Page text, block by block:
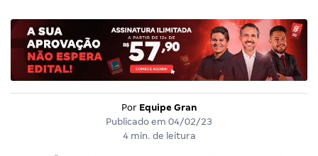
Por Equipe Gran
Publicado em 04/02/23
4 min. de leitura